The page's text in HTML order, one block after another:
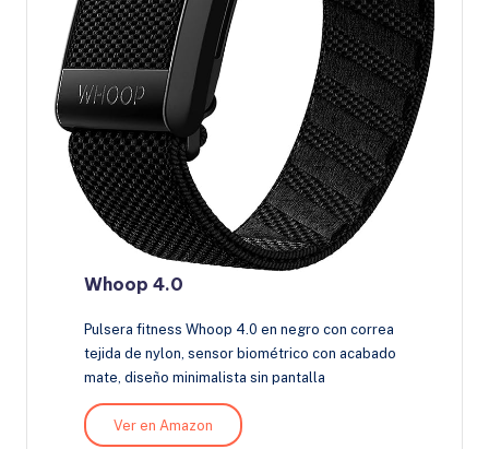
Whoop 4.0
Pulsera fitness Whoop 4.0 en negro con correa
tejida de nylon, sensor biométrico con acabado
mate, diseño minimalista sin pantalla
Ver en Amazon